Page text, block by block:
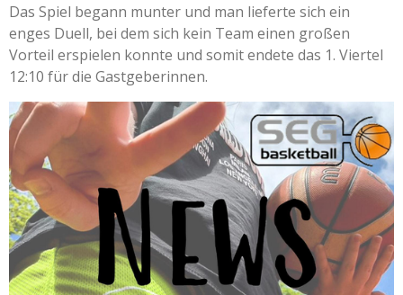
Das Spiel begann munter und man lieferte sich ein
enges Duell, bei dem sich kein Team einen großen
Vorteil erspielen konnte und somit endete das 1. Viertel
12:10 für die Gastgeberinnen.